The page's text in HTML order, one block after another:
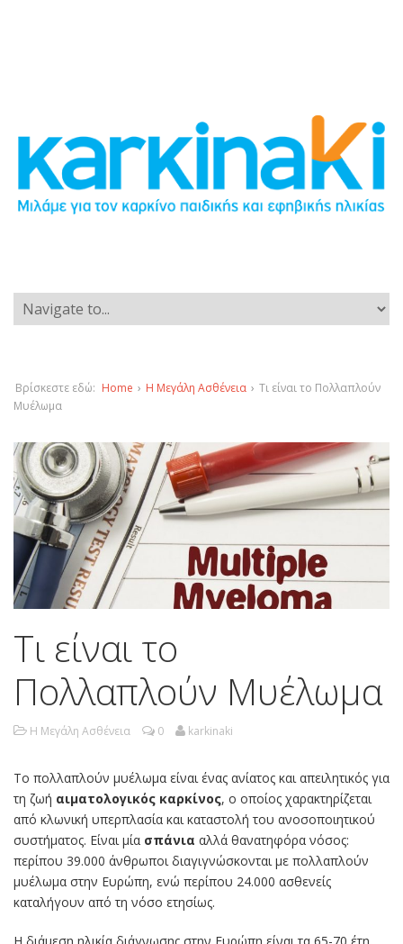
Βρίσκεστε εδώ: Home › Η Μεγάλη Ασθένεια › Τι είναι το Πολλαπλούν
Μυέλωμα
Τι είναι το
Πολλαπλούν Μυέλωμα
Η Μεγάλη Ασθένεια 0 karkinaki
Το πολλαπλούν μυέλωμα είναι ένας ανίατος και απειλητικός για
τη ζωή αιματολογικός καρκίνος, ο οποίος χαρακτηρίζεται
από κλωνική υπερπλασία και καταστολή του ανοσοποιητικού
συστήματος. Είναι μία σπάνια αλλά θανατηφόρα νόσος:
περίπου 39.000 άνθρωποι διαγιγνώσκονται με πολλαπλούν
μυέλωμα στην Ευρώπη, ενώ περίπου 24.000 ασθενείς
καταλήγουν από τη νόσο ετησίως.